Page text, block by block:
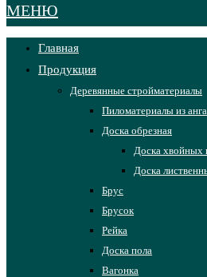
МЕНЮ
Главная
Продукция
Деревянные стройматериалы
Пиломатериалы из
Доска обрезная
Доска хвойных
Доска
Брус
Брусок
Рейка
Доска пола
Вагонка